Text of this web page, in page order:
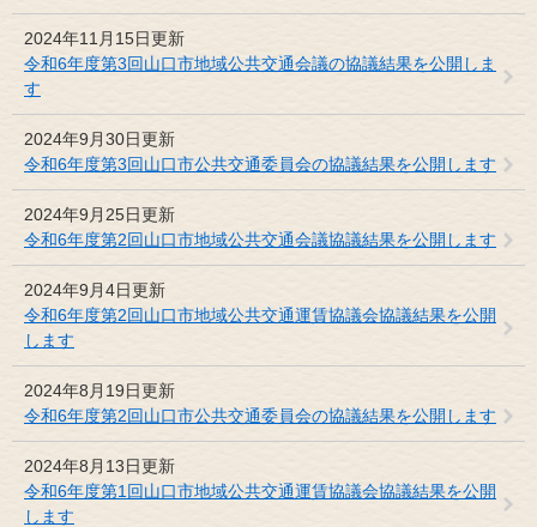
2024年11月15日更新
令和6年度第3回山口市地域公共交通会議の協議結果を公開しま
す
2024年9月30日更新
令和6年度第3回山口市公共交通委員会の協議結果を公開します
2024年9月25日更新
令和6年度第2回山口市地域公共交通会議協議結果を公開します
2024年9月4日更新
令和6年度第2回山口市地域公共交通運賃協議会協議結果を公開
します
2024年8月19日更新
令和6年度第2回山口市公共交通委員会の協議結果を公開します
2024年8月13日更新
令和6年度第1回山口市地域公共交通運賃協議会協議結果を公開
します